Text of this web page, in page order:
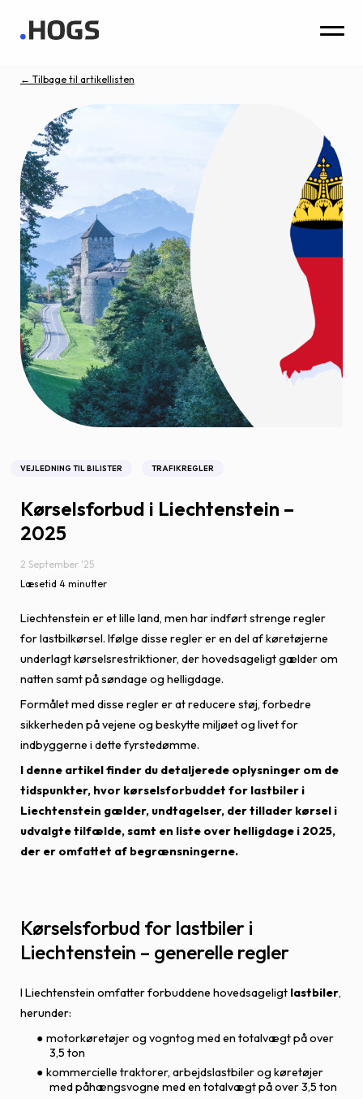
← Tilbage til artikellisten
VEJLEDNING TIL BILISTER TRAFIKREGLER
Kørselsforbud i Liechtenstein –
2025
2 September '25
Læsetid 4 minutter
Liechtenstein er et lille land, men har indført strenge regler
for lastbilkørsel. Ifølge disse regler er en del af køretøjerne
underlagt kørselsrestriktioner, der hovedsageligt gælder om
natten samt på søndage og helligdage.
Formålet med disse regler er at reducere støj, forbedre
sikkerheden på vejene og beskytte miljøet og livet for
indbyggerne i dette fyrstedømme.
I denne artikel finder du detaljerede oplysninger om de
tidspunkter, hvor kørselsforbuddet for lastbiler i
Liechtenstein gælder, undtagelser, der tillader kørsel i
udvalgte tilfælde, samt en liste over helligdage i 2025,
der er omfattet af begrænsningerne.
Kørselsforbud for lastbiler i
Liechtenstein – generelle regler
I Liechtenstein omfatter forbuddene hovedsageligt lastbiler,
herunder:
motorkøretøjer og vogntog med en totalvægt på over
3,5 ton
kommercielle traktorer, arbejdslastbiler og køretøjer
med påhængsvogne med en totalvægt på over 3,5 ton